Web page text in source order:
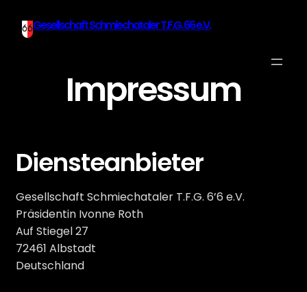
InhaltGesellschaft Schmiechataler T.F.G. 66 e.V.
Impressum
Diensteanbieter
Gesellschaft Schmiechataler T.F.G. 6’6 e.V.
Präsidentin Ivonne Roth
Auf Stiegel 27
72461 Albstadt
Deutschland